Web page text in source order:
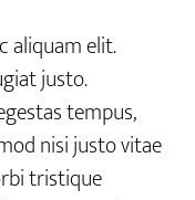
aliquam elit.
justo.
tempus,
nisi justo vitae
tristique